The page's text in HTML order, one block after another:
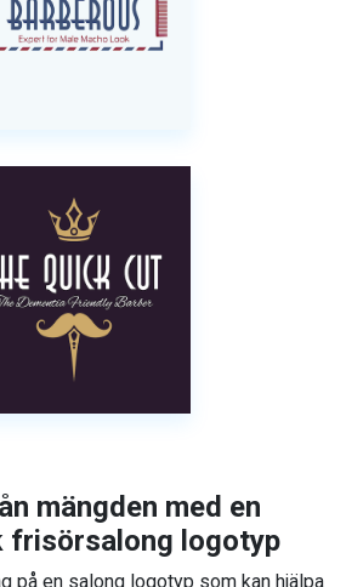
mängden med en
frisörsalong logotyp
på en salong logotyp som kan hjälpa